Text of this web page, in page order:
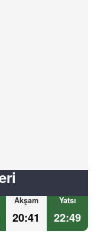
Akşam
20:41
Yatsı
22:49